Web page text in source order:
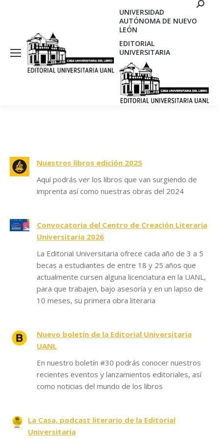
UNIVERSIDAD
AUTÓNOMA DE NUEVO
LEÓN
EDITORIAL
UNIVERSITARIA
Nuestros libros edición 2025
Aquí podrás ver los libros que van surgiendo de
imprenta así como nuestras obras del 2024
Convocatoria del Centro de Creación Literaria
Universitaria 2026
La Editorial Universitaria ofrece cada año de 3 a 5
becas a estudiantes de entre 18 y 25 años que
actualmente cursen alguna licenciatura en la UANL,
para que trabajen, bajo asesoría y en un lapso de
10 meses, su primera obra literaria
Nuevo boletín de la Editorial Universitaria
UANL
En nuestro boletín #30 podrás conocer nuestros
recientes eventos y lanzamientos editoriales, así
como noticias del mundo de los libros
La Casa, podcast literario de la Editorial
Universitaria